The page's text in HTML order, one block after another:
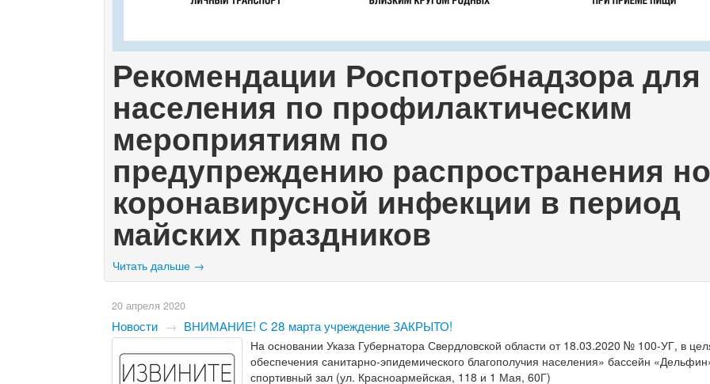
Рекомендации Роспотребнадзора для
населения по профилактическим
мероприятиям по
предупреждению распространения
коронавирусной инфекциив период
майских праздников
Читать дальше →
20 апреля 2020
Новости → ВНИМАНИЕ! С 28 марта учреждение ЗАКРЫТО!
На основании Указа Губернатора Свердловской области от 18.03.2020 № 100-УГ, в
обеспечения санитарно-эпидемического благополучия населения» бассейн
спортивный зал (ул. Красноармейская, 118 и 1 Мая, 60Г)